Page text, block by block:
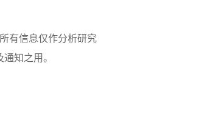
有信息仅作分析研究
知之用。